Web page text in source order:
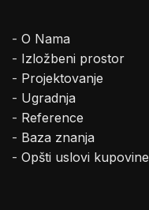
- O Nama
- Izložbeni prostor
- Projektovanje
- Ugradnja
- Reference
- Baza znanja
- Opšti uslovi kupovine